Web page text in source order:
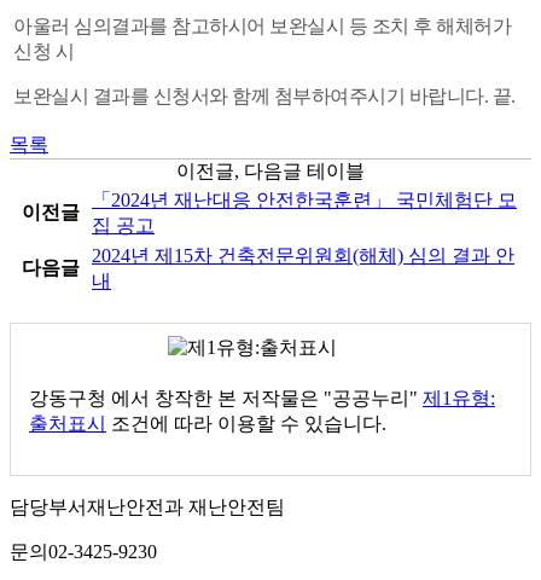
아울러 심의결과를 참고하시어 보완실시 등 조치 후 해체허가
신청 시
보완실시 결과를 신청서와 함께 첨부하여주시기 바랍니다. 끝.
목록
이전글, 다음글 테이블
이전글
「2024년 재난대응 안전한국훈련」 국민체험단 모
집 공고
다음글
2024년 제15차 건축전문위원회(해체) 심의 결과 안
내
강동구청 에서 창작한 본 저작물은 "공공누리" 제1유형:
출처표시
조건에 따라 이용할 수 있습니다.
담당부서재난안전과 재난안전팀
문의 02-3425-9230